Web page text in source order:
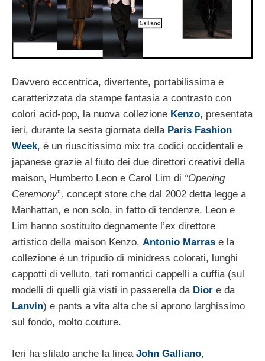
Davvero eccentrica, divertente, portabilissima e
caratterizzata da stampe fantasia a contrasto con
colori acid-pop, la nuova collezione Kenzo, presentata
ieri, durante la sesta giornata della Paris Fashion
Week, è un riuscitissimo mix tra codici occidentali e
japanese grazie al fiuto dei due direttori creativi della
maison, Humberto Leon e Carol Lim di “Opening
Ceremony”, concept store che dal 2002 detta legge a
Manhattan, e non solo, in fatto di tendenze. Leon e
Lim hanno sostituito degnamente l’ex direttore
artistico della maison Kenzo, Antonio Marras e la
collezione è un tripudio di minidress colorati, lunghi
cappotti di velluto, tati romantici cappelli a cuffia (sul
modelli di quelli già visti in passerella da Dior e da
Lanvin) e pants a vita alta che si aprono larghissimo
sul fondo, molto couture.
Ieri ha sfilato anche la linea John Galliano,